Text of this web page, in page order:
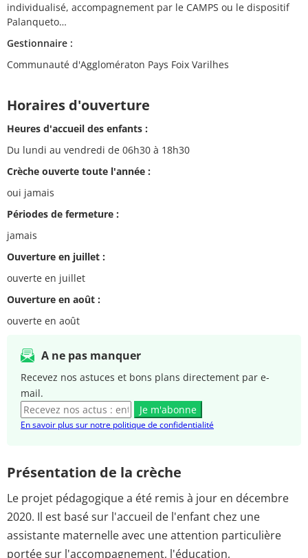
individualisé, accompagnement par le CAMPS ou le dispositif
Palanqueto…
Gestionnaire :
Communauté d'Agglomératon Pays Foix Varilhes
Horaires d'ouverture
Heures d'accueil des enfants :
Du lundi au vendredi de 06h30 à 18h30
Crèche ouverte toute l'année :
oui jamais
Périodes de fermeture :
jamais
Ouverture en juillet :
ouverte en juillet
Ouverture en août :
ouverte en août
A ne pas manquer
Recevez nos astuces et bons plans directement par e-
mail.
Je m'abonne
En savoir plus sur notre politique de confidentialité
Présentation de la crèche
Le projet pédagogique a été remis à jour en décembre
2020. Il est basé sur l'accueil de l'enfant chez une
assistante maternelle avec une attention particulière
portée sur l'accompagnement, l'éducation,